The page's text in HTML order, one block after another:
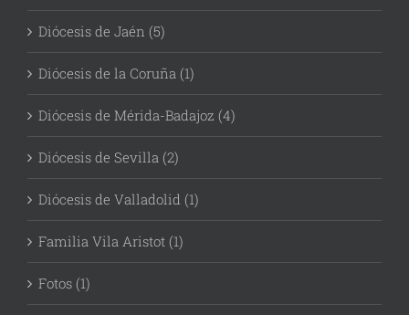
Diócesis de Jaén (5)
Diócesis de la Coruña (1)
Diócesis de Mérida-Badajoz (4)
Diócesis de Sevilla (2)
Diócesis de Valladolid (1)
Familia Vila Aristot (1)
Fotos (1)